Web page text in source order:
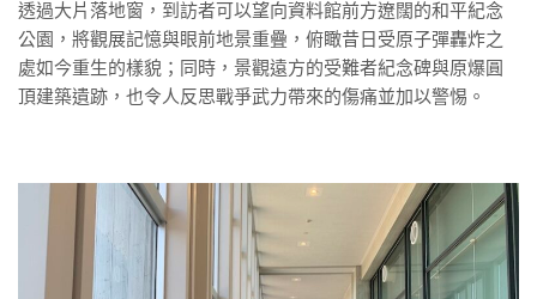
透過大片落地窗，到訪者可以望向資料館前方遼闊的和平紀念
公園，將觀展記憶與眼前地景重疊，俯瞰昔日受原子彈轟炸之
處如今重生的樣貌；同時，景觀遠方的受難者紀念碑與原爆圓
頂建築遺跡，也令人反思戰爭武力帶來的傷痛並加以警惕。